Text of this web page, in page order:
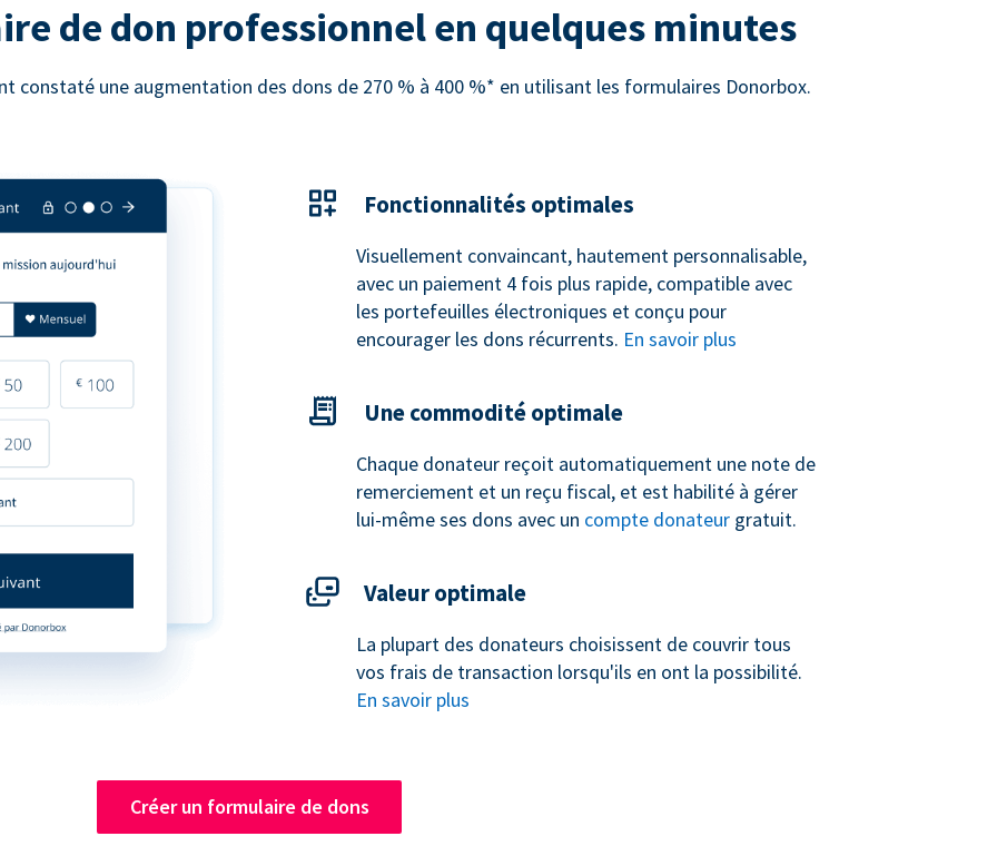
de don professionnel en quelques minutes
constaté une augmentation des dons de 270 % à 400 %* en utilisant les formulaires Donorbox.
Fonctionnalités optimales
Visuellement convaincant, hautement personnalisable,
avec un paiement 4 fois plus rapide, compatible avec
les portefeuilles électroniques et conçu pour
encourager les dons récurrents. En savoir plus
Une commodité optimale
Chaque donateur reçoit automatiquement une note de
remerciement et un reçu fiscal, et est habilité à gérer
lui-même ses dons avec un compte donateur gratuit.
Valeur optimale
La plupart des donateurs choisissent de couvrir tous
vos frais de transaction lorsqu'ils en ont la possibilité.
En savoir plus
Créer un formulaire de dons